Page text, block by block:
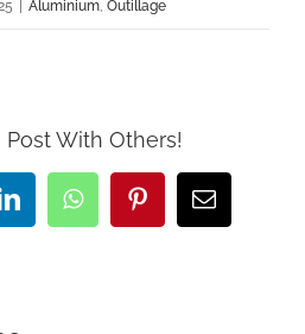
Aluminium Outillage
Post With Others!
LinkedInWhatsAppPinterestEmail